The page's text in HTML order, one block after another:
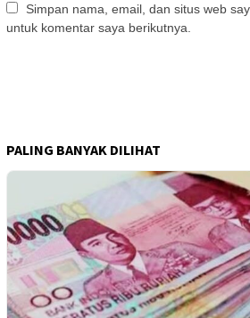
Simpan nama, email, dan situs web
untuk komentar saya berikutnya.
PALING BANYAK DILIHAT